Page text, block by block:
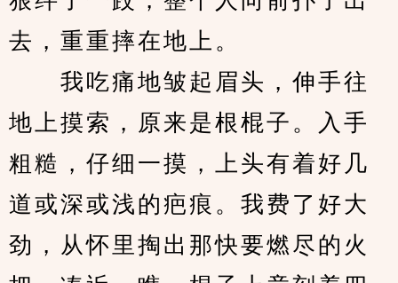
去，重重摔在地上。
我吃痛地皱起眉头，伸手往
地上摸索，原来是根棍子。入手
粗糙，仔细一摸，上头有着好几
道或深或浅的疤痕。我费了好大
劲，从怀里掏出那快要燃尽的火